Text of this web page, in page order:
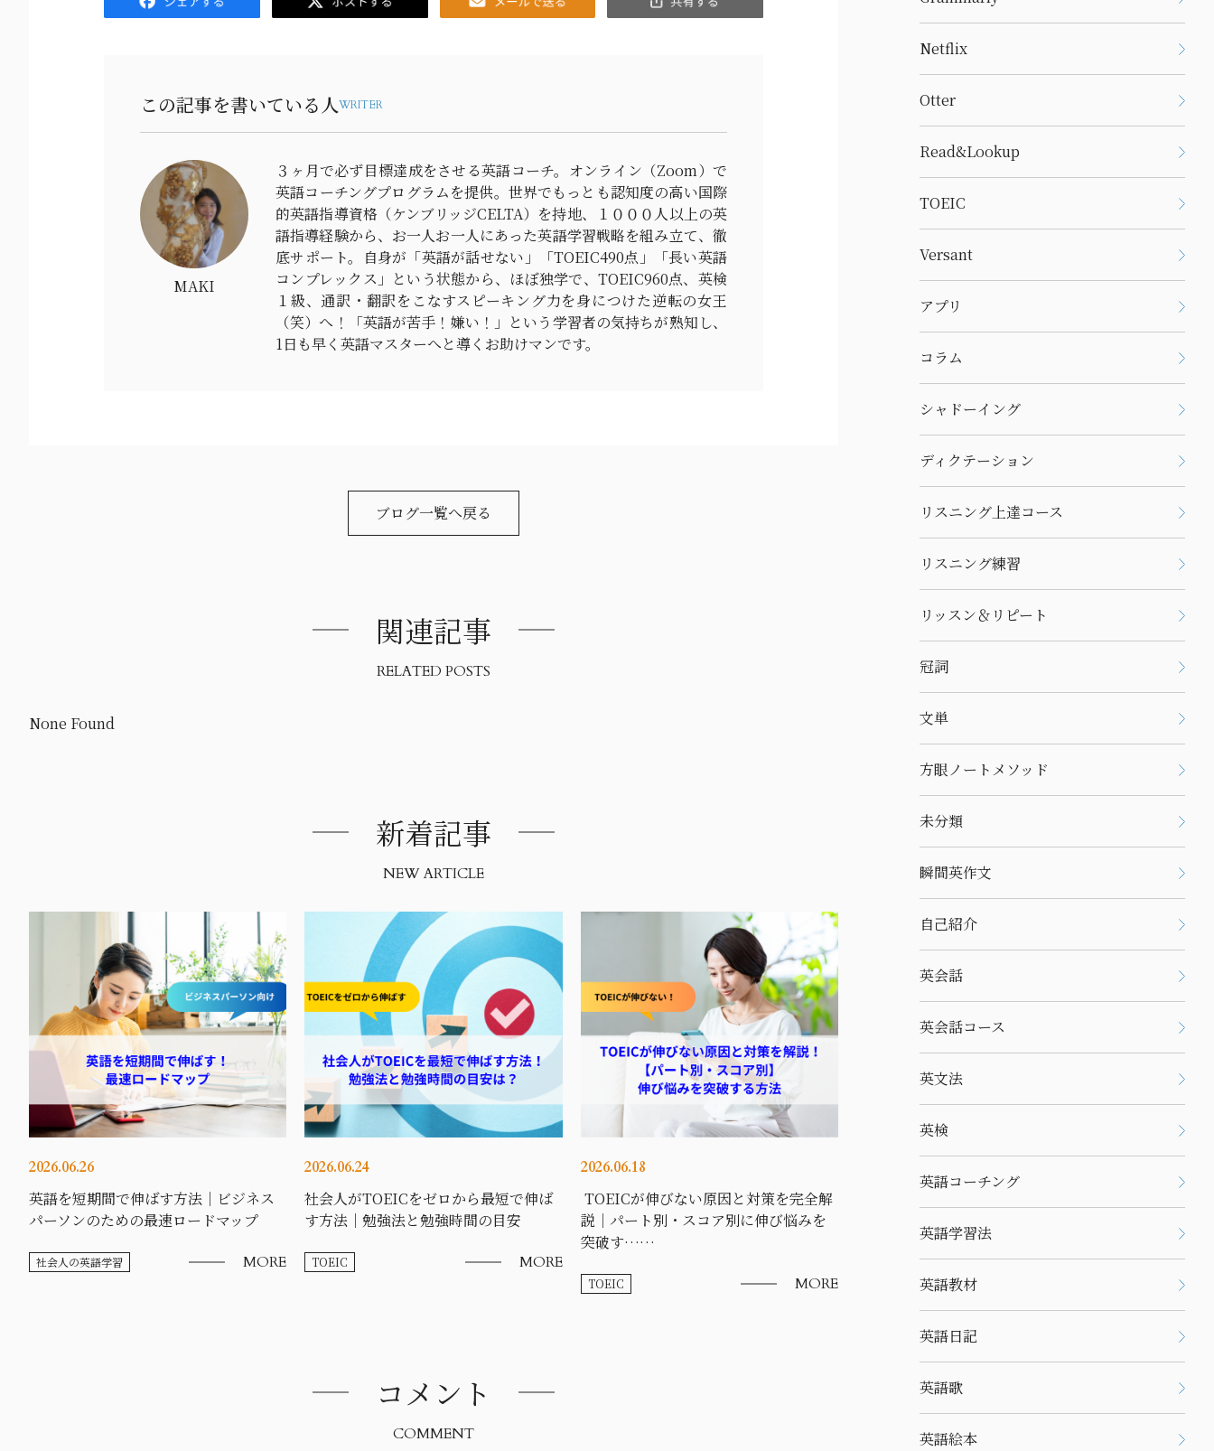
有
この記事を書いている人WRITER
MAKI
３ヶ月で必ず目標達成をさせる英語コーチ。オンライン（Zoom）で
英語コーチングプログラムを提供。世界でもっとも認知度の高い国際
的英語指導資格（ケンブリッジCELTA）を持地、１０００人以上の英
語指導経験から、お一人お一人にあった英語学習戦略を組み立て、徹
底サポート。自身が「英語が話せない」「TOEIC490点」「長い英語
コンプレックス」という状態から、ほぼ独学で、TOEIC960点、英検
１級、通訳・翻訳をこなすスピーキング力を身につけた逆転の女王
（笑）へ！「英語が苦手！嫌い！」という学習者の気持ちが熟知し、
1日も早く英語マスターへと導くお助けマンです。
ブログ一覧へ戻る
関連記事
RELATED POSTS
None Found
新着記事
NEW ARTICLE
2026.06.26
英語を短期間で伸ばす方法｜ビジネス
パーソンのための最速ロードマップ
社会人の英語学習 MORE
2026.06.24
社会人がTOEICをゼロから最短で伸ば
す方法｜勉強法と勉強時間の目安
TOEIC MORE
2026.06.18
TOEICが伸びない原因と対策を完全解
説｜パート別・スコア別に伸び悩みを
突破す……
TOEIC MORE
コメント
COMMENT
Netflix
Otter
Read&Lookup
TOEIC
Versant
アプリ
コラム
シャドーイング
ディクテーション
リスニング上達コース
リスニング練習
リッスン＆リピート
冠詞
文単
方眼ノートメソッド
未分類
瞬間英作文
自己紹介
英会話
英会話コース
英文法
英検
英語コーチング
英語学習法
英語教材
英語日記
英語歌
英語絵本